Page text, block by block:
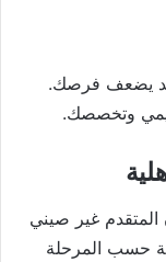
قد يضعف فرصك.
وتخصصك.
غير صيني
حسب المرحلة